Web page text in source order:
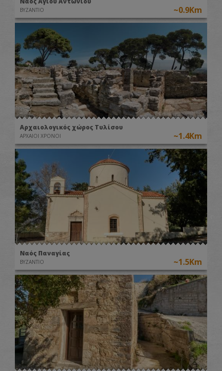
ΒΥΖΑΝΤΙΟ ~0.9Km
Αρχαιολογικός χώρος Τυλίσου
ΑΡΧΑΙΟΙ ΧΡΟΝΟΙ ~1.4Km
Ναός Παναγίας
ΒΥΖΑΝΤΙΟ ~1.5Km